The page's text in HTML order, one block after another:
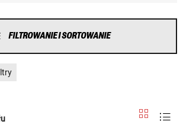
FILTROWANIE I SORTOWANIE